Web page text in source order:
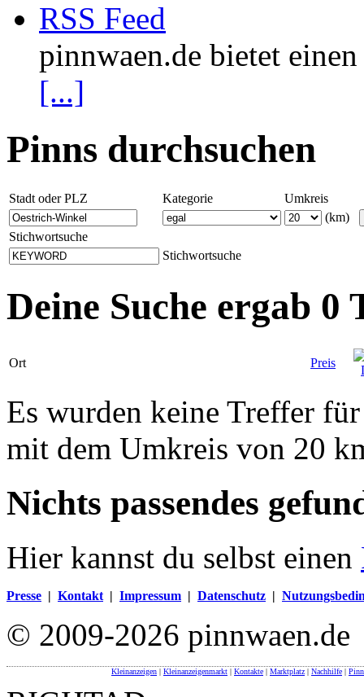
RSS Feed
pinnwaen.de bietet
[...]
Pinns durchsuchen
Stadt oder PLZ Kategorie
Umkreis
(km)
Stichwortsuche
Stichwortsuche
Deine Suche ergab 0
Ort Preis
Es wurden keine Treffer
mit dem Umkreis von 20
Nichts passendes
Hier kannst du selbst einen
Presse | Kontakt | Impressum | Datenschutz |
© 2009-2026 pinnwaen.de
Kleinanzeigen | Kleinanzeigenmarkt | Kontakte | Marktplatz | Nachhilfe |